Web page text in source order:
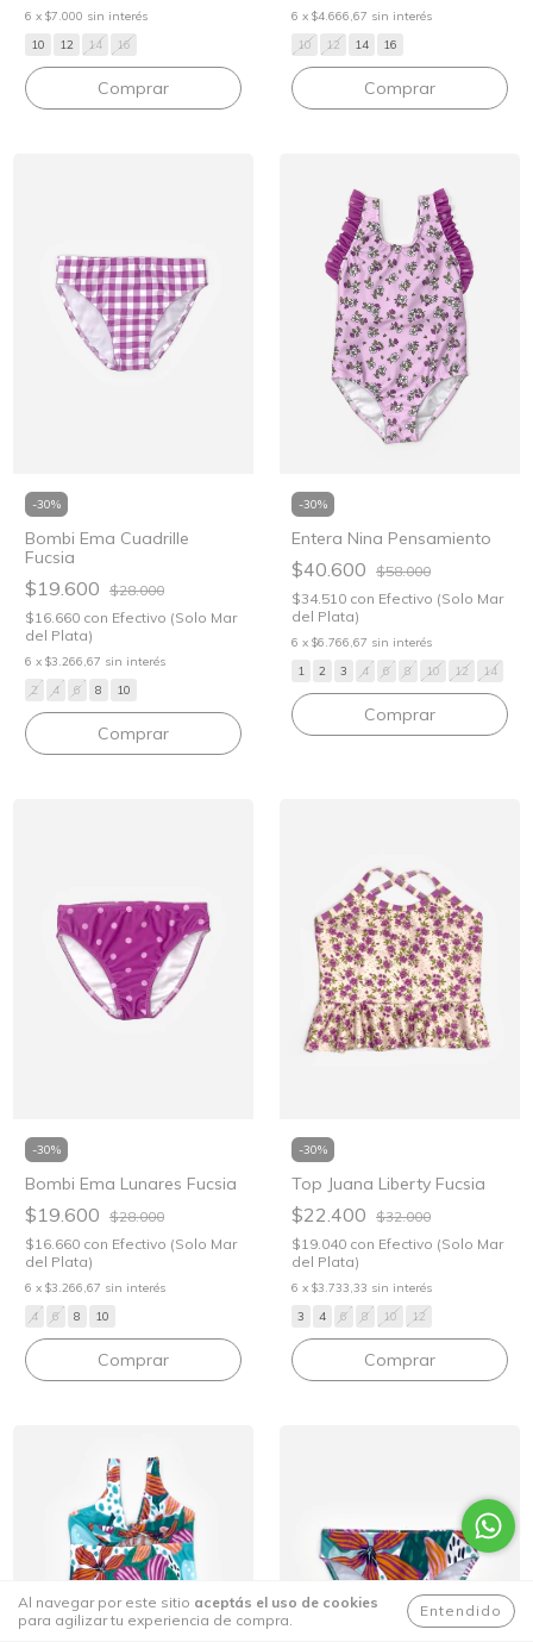
Al navegar por este sitio aceptás el uso de cookies
para agilizar tu experiencia de compra.
Entendido
6 x $7.000 sin interés
10
12 14 16
Comprar
6 x $4.666,67 sin interés
10
12 14 16
Comprar
-30%
Bombi Ema Cuadrille
Fucsia
$19.600 $28.000
$16.660 con Efectivo (Solo Mar
del Plata)
6 x $3.266,67 sin interés
2
4 6 8 10
Comprar
-30%
Entera Nina Pensamiento
$40.600 $58.000
$34.510 con Efectivo (Solo Mar
del Plata)
6 x $6.766,67 sin interés
1
2 3 4 6 8 10 12 14
Comprar
-30%
Bombi Ema Lunares Fucsia
$19.600 $28.000
$16.660 con Efectivo (Solo Mar
del Plata)
6 x $3.266,67 sin interés
4
6 8 10
Comprar
-30%
Top Juana Liberty Fucsia
$22.400 $32.000
$19.040 con Efectivo (Solo Mar
del Plata)
6 x $3.733,33 sin interés
3
4 6 8 10 12
Comprar